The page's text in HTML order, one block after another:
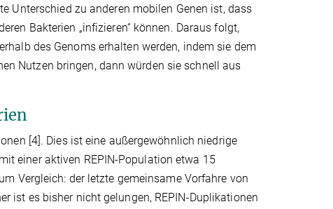
Unterschied zu anderen mobilen Genen ist, dass
Bakterien „infizieren“ können. Daraus folgt,
des Genoms erhalten werden, indem sie dem
Nutzen bringen, dann würden sie schnell aus
[4]. Dies ist eine außergewöhnlich niedrige
einer aktiven REPIN-Population etwa 15
Vergleich: der letzte gemeinsame Vorfahre von
ist es bisher nicht gelungen, REPIN-Duplikationen